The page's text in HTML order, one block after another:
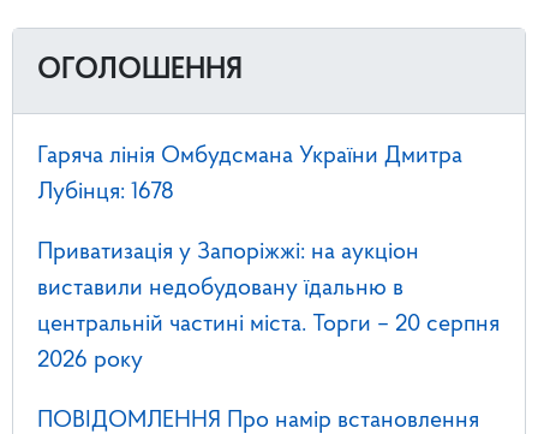
ОГОЛОШЕННЯ
Гаряча лінія Омбудсмана України Дмитра
Лубінця: 1678
Приватизація у Запоріжжі: на аукціон
виставили недобудовану їдальню в
центральній частині міста. Торги – 20 серпня
2026 року
ПОВІДОМЛЕННЯ Про намір встановлення